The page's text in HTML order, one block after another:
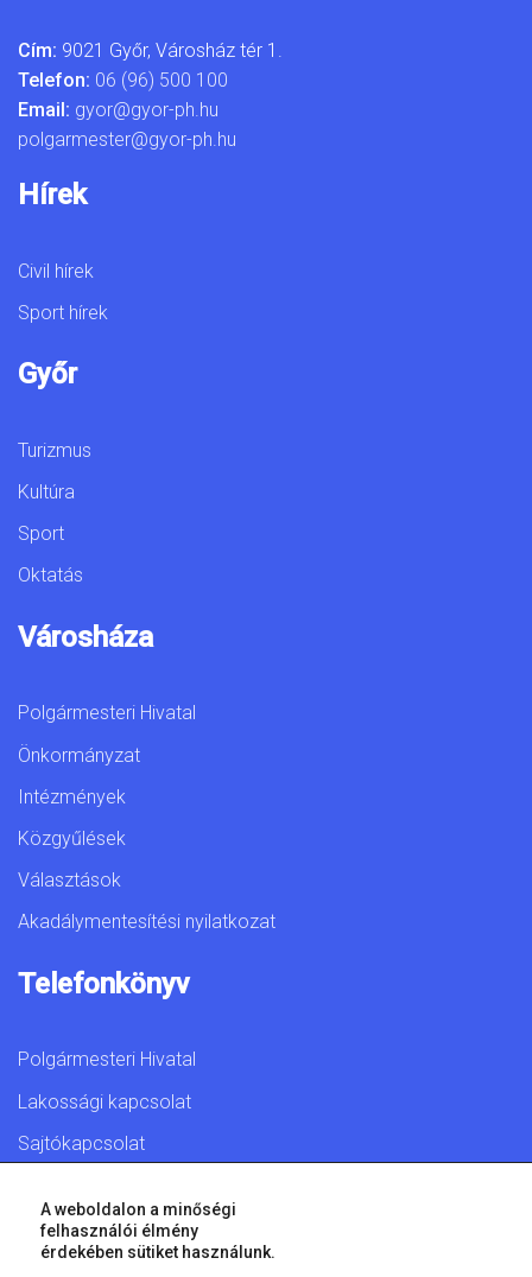
Cím: 9021 Győr, Városház tér 1.
Telefon: 06 (96) 500 100
Email: gyor@gyor-ph.hu
polgarmester@gyor-ph.hu
Hírek
Civil hírek
Sport hírek
Győr
Turizmus
Kultúra
Sport
Oktatás
Városháza
Polgármesteri Hivatal
Önkormányzat
Intézmények
Közgyűlések
Választások
Akadálymentesítési nyilatkozat
Telefonkönyv
Polgármesteri Hivatal
Lakossági kapcsolat
Sajtókapcsolat
© 2026 Győr Megyei Jogú Város • Minden jog fenntartva!
A weboldalon a minőségi
felhasználói élmény
érdekében sütiket használunk.